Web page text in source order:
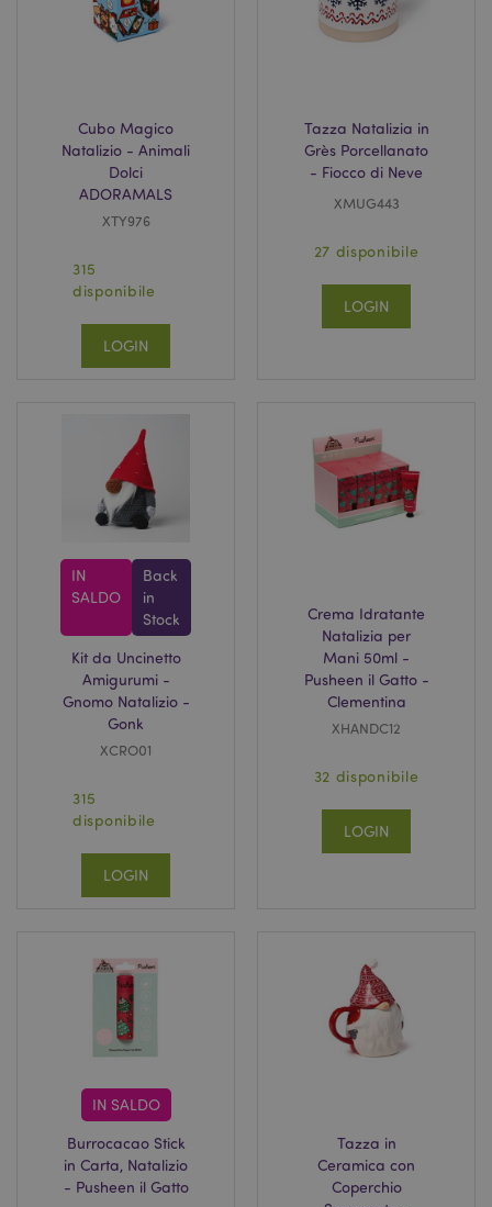
Cubo Magico
Natalizio - Animali
Dolci
ADORAMALS
XTY976
315
disponibile
LOGIN
Tazza Natalizia in
Grès Porcellanato
- Fiocco di Neve
XMUG443
27 disponibile
LOGIN
IN
SALDO
Back
in
Stock
Kit da Uncinetto
Amigurumi -
Gnomo Natalizio -
Gonk
XCRO01
315
disponibile
LOGIN
Crema Idratante
Natalizia per
Mani 50ml -
Pusheen il Gatto -
Clementina
XHANDC12
32 disponibile
LOGIN
IN SALDO
Burrocacao Stick
in Carta, Natalizio
- Pusheen il Gatto
Tazza in
Ceramica con
Coperchio
recently_viewed_product
Adobe Inc.
www.puckator.it
Adobe Inc.
section_data_ids
Adobe Inc.
www.puckator.it
searchReport-log
Adobe Inc.
www.puckator.it
l"Informativa sulla privacy di Google